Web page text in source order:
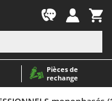
Pièces de
rechange